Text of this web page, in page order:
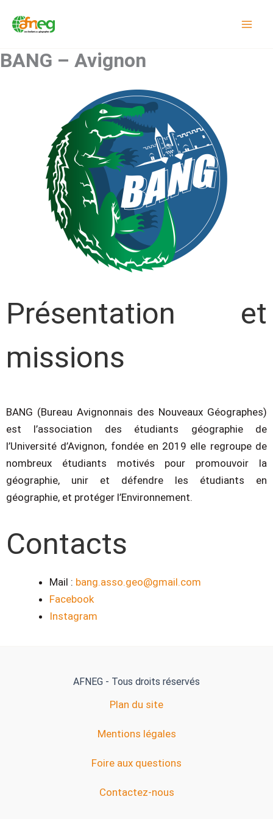
BANG – Avignon
Présentation et
missions
BANG (Bureau Avignonnais des Nouveaux Géographes)
est l’association des étudiants géographie de
l’Université d’Avignon, fondée en 2019 elle regroupe de
nombreux étudiants motivés pour promouvoir la
géographie, unir et défendre les étudiants en
géographie, et protéger l’Environnement.
Contacts
Mail : bang.asso.geo@gmail.com
Facebook
Instagram
AFNEG - Tous droits réservés
Plan du site
Mentions légales
Foire aux questions
Contactez-nous